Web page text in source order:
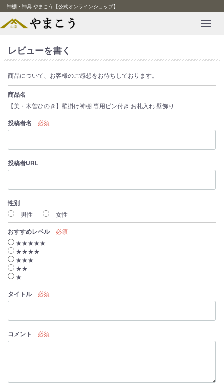
神棚・神具 やまこう【公式オンラインショップ】
レビューを書く
商品について、お客様のご感想をお待ちしております。
商品名
【美・木曽ひのき】壁掛け神棚 専用ピン付き お札入れ 壁飾り
投稿者名 必須
投稿者URL
性別
男性 女性
おすすめレベル
必須
★★★★★
★★★★
★★★
★★
★
タイトル 必須
コメント 必須